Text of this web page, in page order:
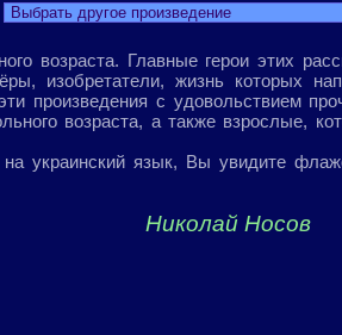
Выбрать другое произведение
возраста. Главные герои этих
изобретатели, жизнь которых
произведения с удовольствием
возраста, а также взрослые,
украинский язык, Вы увидите
Николай Носов